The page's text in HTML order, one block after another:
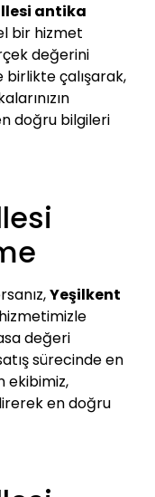
antika
bir hizmet
değerini
çalışarak,
doğru bilgileri
Yeşilkent
hizmetimizle
değeri
sürecinde en
ekibimiz,
en doğru